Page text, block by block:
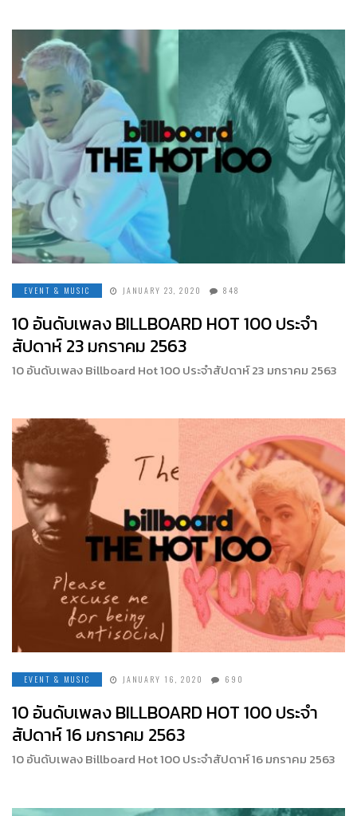
EVENT & MUSIC JANUARY 23, 2020 848
10 อันดับเพลง BILLBOARD HOT 100 ประจำ
สัปดาห์ 23 มกราคม 2563
10 อันดับเพลง Billboard Hot 100 ประจำสัปดาห์ 23 มกราคม 2563
EVENT & MUSIC JANUARY 16, 2020 690
10 อันดับเพลง BILLBOARD HOT 100 ประจำ
สัปดาห์ 16 มกราคม 2563
10 อันดับเพลง Billboard Hot 100 ประจำสัปดาห์ 16 มกราคม 2563